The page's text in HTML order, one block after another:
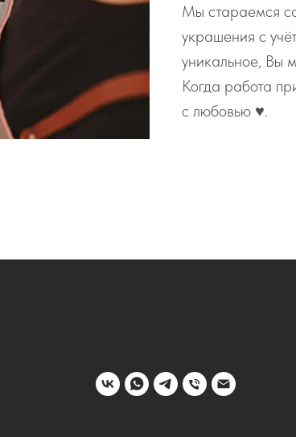
Мы стараемся
украшения с
уникальное, Вы
Когда работа
с любовью ♥️.